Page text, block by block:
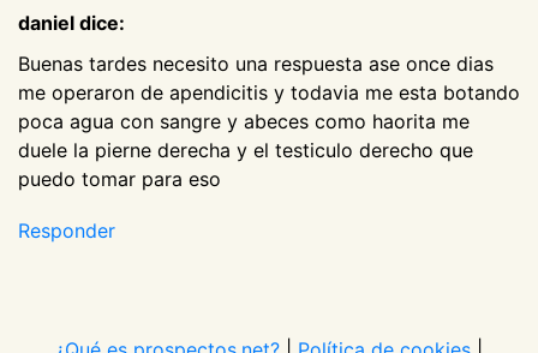
daniel dice:
Buenas tardes necesito una respuesta ase once dias
me operaron de apendicitis y todavia me esta botando
poca agua con sangre y abeces como haorita me
duele la pierne derecha y el testiculo derecho que
puedo tomar para eso
Responder